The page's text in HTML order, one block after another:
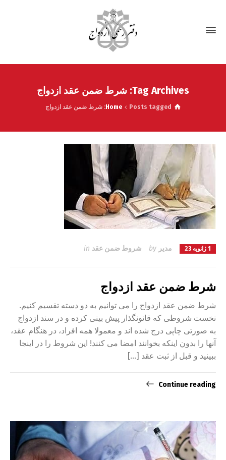
Tag Archives: شرط ضمن عقد ازدواج
Home Posts tagged: شرط ضمن عقد ازدواج
1 ژانویه 23 مدیر شروط ضمن عقد
شرط ضمن عقد ازدواج
شرط ضمن عقد ازدواج را می توانیم به دو دسته تقسیم کنیم.
نخست شروطی که قانونگذار پیش بینی کرده و در سند ازدواج
به صورتی چاپی درج شده اند و معمولا همه افراد، در هنگام عقد،
آنها را بدون اینکه بخوانند امضا می کنند! این شروط را در اینجا
ببینید و قبل از ثبت عقد […]
Continue reading